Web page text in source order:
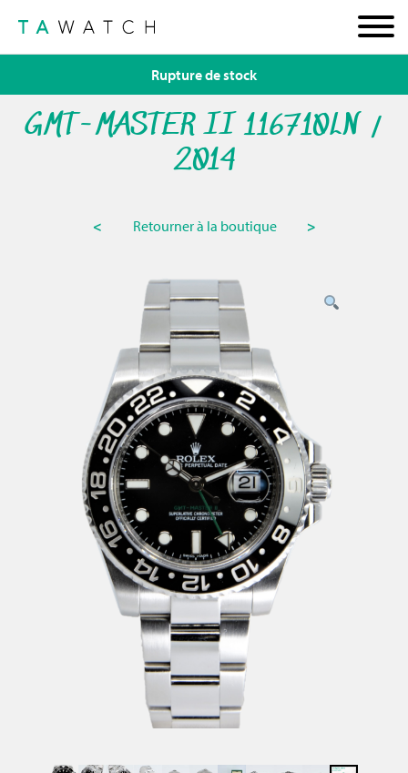
GMT-MASTER II 116710LN /
2014
< Retourner à la boutique >
Rupture de stock